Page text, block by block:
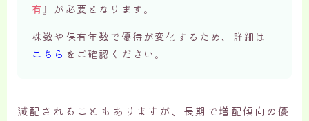
有 』が必要となります。
株数や保有年数で優待が変化するため、詳細は
こちら をご確認ください。
減配されることもありますが、長期で増配傾向の優